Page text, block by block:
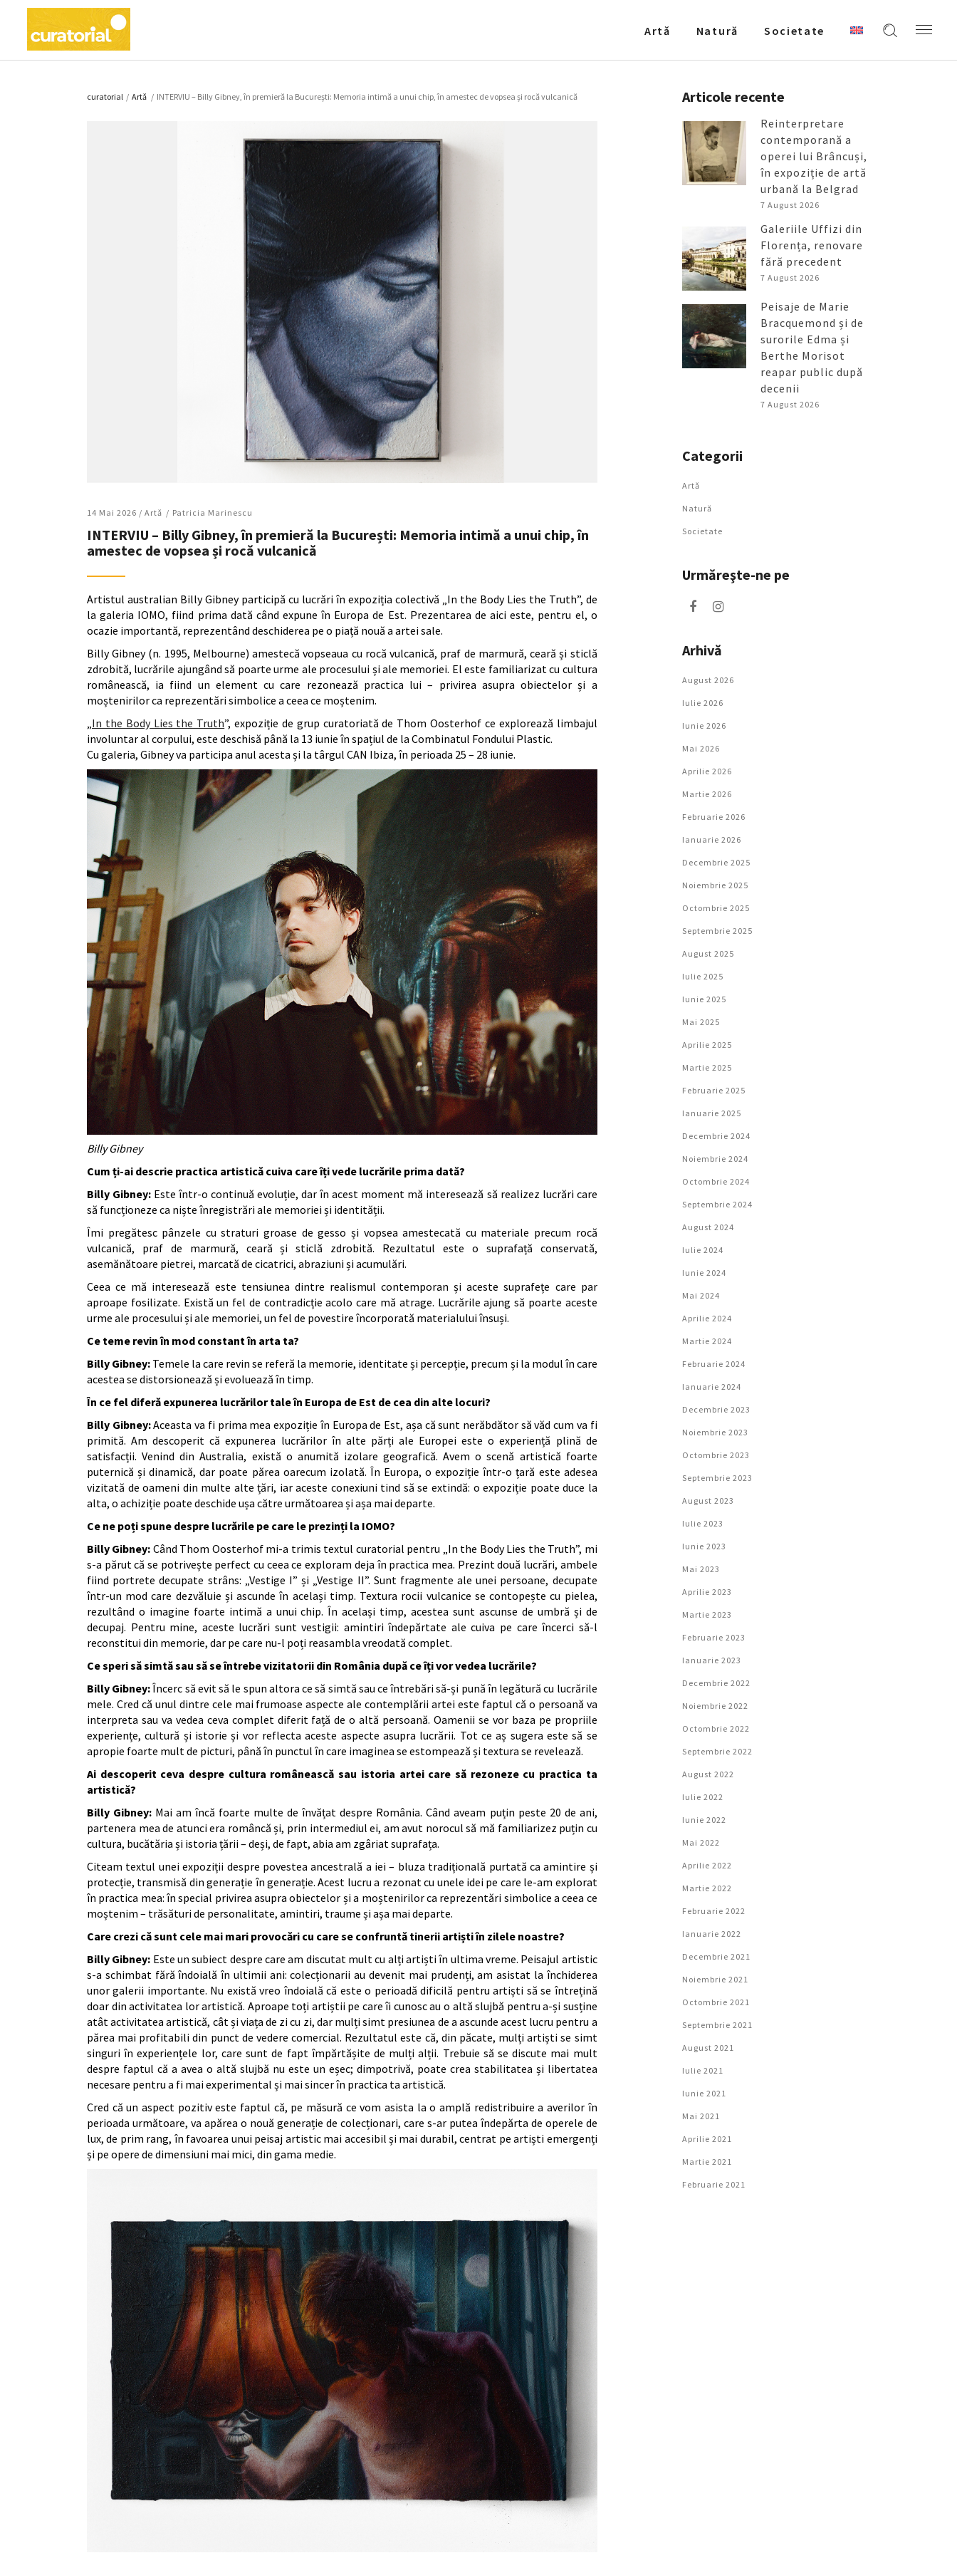
Artǎ Natură Societate
curatorial / Artǎ / INTERVIU – Billy Gibney, în premieră la București: Memoria intimă a unui chip, în amestec de vopsea și rocă vulcanică
14 Mai 2026 / Artǎ Patricia Marinescu
INTERVIU – Billy Gibney, în premieră la București: Memoria intimă a unui chip, în
amestec de vopsea și rocă vulcanică
Artistul australian Billy Gibney participă cu lucrări în expoziția colectivă „In the Body Lies the Truth”, de
la galeria IOMO, fiind prima dată când expune în Europa de Est. Prezentarea de aici este, pentru el, o
ocazie importantă, reprezentând deschiderea pe o piață nouă a artei sale.
Billy Gibney (n. 1995, Melbourne) amestecă vopseaua cu rocă vulcanică, praf de marmură, ceară și sticlă
zdrobită, lucrările ajungând să poarte urme ale procesului și ale memoriei. El este familiarizat cu cultura
românească, ia fiind un element cu care rezonează practica lui – privirea asupra obiectelor și a
moștenirilor ca reprezentări simbolice a ceea ce moștenim.
In the Body Lies the Truth”, expoziție de grup curatoriată de Thom Oosterhof ce explorează limbajul
involuntar al corpului, este deschisă până la 13 iunie în spațiul de la Combinatul Fondului Plastic.
Cu galeria, Gibney va participa anul acesta și la târgul CAN Ibiza, în perioada 25 – 28 iunie.
Billy Gibney
Cum ți-ai descrie practica artistică cuiva care îți vede lucrările prima dată?
Billy Gibney: Este într-o continuă evoluție, dar în acest moment mă interesează să realizez lucrări care
să funcționeze ca niște înregistrări ale memoriei și identității.
Îmi pregătesc pânzele cu straturi groase de gesso și vopsea amestecată cu materiale precum rocă
vulcanică, praf de marmură, ceară și sticlă zdrobită. Rezultatul este o suprafață conservată,
asemănătoare pietrei, marcată de cicatrici, abraziuni și acumulări.
Ceea ce mă interesează este tensiunea dintre realismul contemporan și aceste suprafețe care par
aproape fosilizate. Există un fel de contradicție acolo care mă atrage. Lucrările ajung să poarte aceste
urme ale procesului și ale memoriei, un fel de povestire încorporată materialului însuși.
Ce teme revin în mod constant în arta ta?
Billy Gibney: Temele la care revin se referă la memorie, identitate și percepție, precum și la modul în care
acestea se distorsionează și evoluează în timp.
În ce fel diferă expunerea lucrărilor tale în Europa de Est de cea din alte locuri?
Billy Gibney:Aceasta va fi prima mea expoziție în Europa de Est, așa că sunt nerăbdător să văd cum va fi
primită. Am descoperit că expunerea lucrărilor în alte părți ale Europei este o experiență plină de
satisfacții. Venind din Australia, există o anumită izolare geografică. Avem o scenă artistică foarte
puternică și dinamică, dar poate părea oarecum izolată. În Europa, o expoziție într-o țară este adesea
vizitată de oameni din multe alte țări, iar aceste conexiuni tind să se extindă: o expoziție poate duce la
alta, o achiziție poate deschide ușa către următoarea și așa mai departe.
Ce ne poți spune despre lucrările pe care le prezinți la IOMO?
Billy Gibney: Când Thom Oosterhof mi-a trimis textul curatorial pentru „In the Body Lies the Truth”, mi
s-a părut că se potrivește perfect cu ceea ce exploram deja în practica mea. Prezint două lucrări, ambele
fiind portrete decupate strâns: „Vestige I” și „Vestige II”. Sunt fragmente ale unei persoane, decupate
într-un mod care dezvăluie și ascunde în același timp. Textura rocii vulcanice se contopește cu pielea,
rezultând o imagine foarte intimă a unui chip. În același timp, acestea sunt ascunse de umbră și de
decupaj. Pentru mine, aceste lucrări sunt vestigii: amintiri îndepărtate ale cuiva pe care încerci să-l
reconstitui din memorie, dar pe care nu-l poți reasambla vreodată complet.
Ce speri să simtă sau să se întrebe vizitatorii din România după ce îți vor vedea lucrările?
Billy Gibney:Încerc să evit să le spun altora ce să simtă sau ce întrebări să-și pună în legătură cu lucrările
mele. Cred că unul dintre cele mai frumoase aspecte ale contemplării artei este faptul că o persoană va
interpreta sau va vedea ceva complet diferit față de o altă persoană. Oamenii se vor baza pe propriile
experiențe, cultură și istorie și vor reflecta aceste aspecte asupra lucrării. Tot ce aș sugera este să se
apropie foarte mult de picturi, până în punctul în care imaginea se estompează și textura se revelează.
Ai descoperit ceva despre cultura românească sau istoria artei care să rezoneze cu practica ta
artistică?
Billy Gibney: Mai am încă foarte multe de învățat despre România. Când aveam puțin peste 20 de ani,
partenera mea de atunci era româncă și, prin intermediul ei, am avut norocul să mă familiarizez puțin cu
cultura, bucătăria și istoria țării – deși, de fapt, abia am zgâriat suprafața.
Citeam textul unei expoziții despre povestea ancestrală a iei – bluza tradițională purtată ca amintire și
protecție, transmisă din generație în generație. Acest lucru a rezonat cu unele idei pe care le-am explorat
în practica mea: în special privirea asupra obiectelor și a moștenirilor ca reprezentări simbolice a ceea ce
moștenim – trăsături de personalitate, amintiri, traume și așa mai departe.
Care crezi că sunt cele mai mari provocări cu care se confruntă tinerii artiști în zilele noastre?
Billy Gibney: Este un subiect despre care am discutat mult cu alți artiști în ultima vreme. Peisajul artistic
s-a schimbat fără îndoială în ultimii ani: colecționarii au devenit mai prudenți, am asistat la închiderea
unor galerii importante. Nu există vreo îndoială că este o perioadă dificilă pentru artiști să se întrețină
doar din activitatea lor artistică. Aproape toți artiștii pe care îi cunosc au o altă slujbă pentru a-și susține
atât activitatea artistică, cât și viața de zi cu zi, dar mulți simt presiunea de a ascunde acest lucru pentru a
părea mai profitabili din punct de vedere comercial. Rezultatul este că, din păcate, mulți artiști se simt
singuri în experiențele lor, care sunt de fapt împărtășite de mulți alții. Trebuie să se discute mai mult
despre faptul că a avea o altă slujbă nu este un eșec; dimpotrivă, poate crea stabilitatea și libertatea
necesare pentru a fi mai experimental și mai sincer în practica ta artistică.
Cred că un aspect pozitiv este faptul că, pe măsură ce vom asista la o amplă redistribuire a averilor în
perioada următoare, va apărea o nouă generație de colecționari, care s-ar putea îndepărta de operele de
lux, de prim rang, în favoarea unui peisaj artistic mai accesibil și mai durabil, centrat pe artiști emergenți
și pe opere de dimensiuni mai mici, din gama medie.
Articole recente
Reinterpretare
contemporană a
operei lui Brâncuși,
în expoziție de artă
urbană la Belgrad
7 August 2026
Galeriile Uffizi din
Florența, renovare
fără precedent
7 August 2026
Peisaje de Marie
Bracquemond și de
surorile Edma și
Berthe Morisot
reapar public după
decenii
7 August 2026
Categorii
Artǎ
Natură
Societate
Urmăreşte-ne pe
Arhivă
August 2026
Iulie 2026
Iunie 2026
Mai 2026
Aprilie 2026
Martie 2026
Februarie 2026
Ianuarie 2026
Decembrie 2025
Noiembrie 2025
Octombrie 2025
Septembrie 2025
August 2025
Iulie 2025
Iunie 2025
Mai 2025
Aprilie 2025
Martie 2025
Februarie 2025
Ianuarie 2025
Decembrie 2024
Noiembrie 2024
Octombrie 2024
Septembrie 2024
August 2024
Iulie 2024
Iunie 2024
Mai 2024
Aprilie 2024
Martie 2024
Februarie 2024
Ianuarie 2024
Decembrie 2023
Noiembrie 2023
Octombrie 2023
Septembrie 2023
August 2023
Iulie 2023
Iunie 2023
Mai 2023
Aprilie 2023
Martie 2023
Februarie 2023
Ianuarie 2023
Decembrie 2022
Noiembrie 2022
Octombrie 2022
Septembrie 2022
August 2022
Iulie 2022
Iunie 2022
Mai 2022
Aprilie 2022
Martie 2022
Februarie 2022
Ianuarie 2022
Decembrie 2021
Noiembrie 2021
Octombrie 2021
Septembrie 2021
August 2021
Iulie 2021
Iunie 2021
Mai 2021
Aprilie 2021
Martie 2021
Februarie 2021